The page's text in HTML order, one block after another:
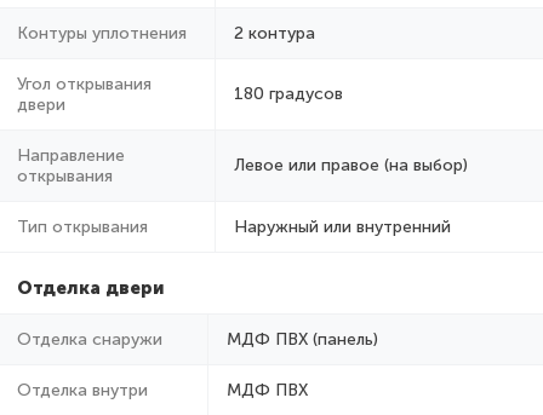
Контуры уплотнения 2 контура
Угол открывания
двери
180 градусов
Направление
открывания
Левое или правое (на выбор)
Тип открывания Наружный или внутренний
Отделка двери
Отделка снаружи МДФ ПВХ (панель)
Отделка внутри МДФ ПВХ